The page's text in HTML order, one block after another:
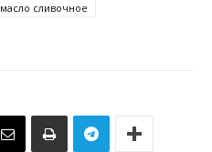
масло сливочное